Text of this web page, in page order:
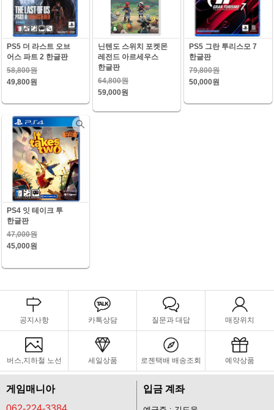
PS5 더 라스트 오브
어스 파트 2 한글판
58,800원
49,800원
닌텐도 스위치 포켓몬
레전드 아르세우스
한글판
64,800원
59,000원
PS5 그란 투리스모 7
한글판
79,800원
50,000원
PS4 잇 테이크 투
한글판
47,000원
45,000원
공지사항 카톡상담 질문과 대답 매장위치
버스,지하철 노선 세일상품 로젠택배 배송조회 예약상품
게임매니아
입금 계좌